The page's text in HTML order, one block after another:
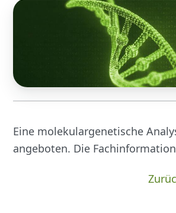
Eine molekulargenetische
angeboten. Die